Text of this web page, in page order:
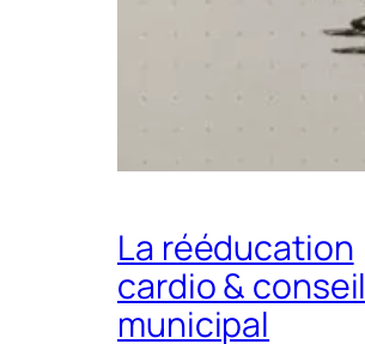
La rééducation
cardio & conseil
municipal